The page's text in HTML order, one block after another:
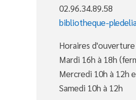
02.96.34.89.58
bibliotheque-
Horaires d'ouverture
Mardi 16h à 18h
Mercredi 10h à 12h
Samedi 10h à 12h